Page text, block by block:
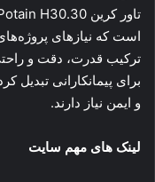
است که نیازهای
ترکیب قدرت، دقت و
برای پیمانکارانی تبدیل
و ایمن نیاز دارند.
لینک های مهم سایت